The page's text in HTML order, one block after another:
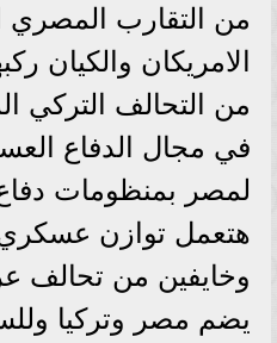
من التقارب المصري
الامريكان والكيان
من التحالف التركي
في مجال الدفاع
لمصر بمنظومات
هتعمل توازن
وخايفين من تحالف
يضم مصر وتركيا